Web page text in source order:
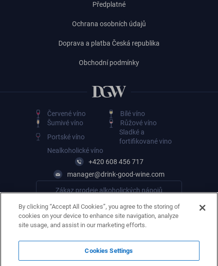
Předplatné
Ochrana osobních údajů
Doprava a platba Česká republika
Obchodní podmínky
Červené víno
Bílé víno
Šumivé víno
Růžové víno
Portské víno
Sladké a
fortifikované vino
Nealkoholické víno
+420 608 456 717
manager@drink-good-wine.com
Zákaz prodeje alkoholických nápojů
By clicking “Accept All Cookies”, you agree to the storing of
cookies on your device to enhance site navigation, analyze
site usage, and assist in our marketing efforts.
Cookies Settings